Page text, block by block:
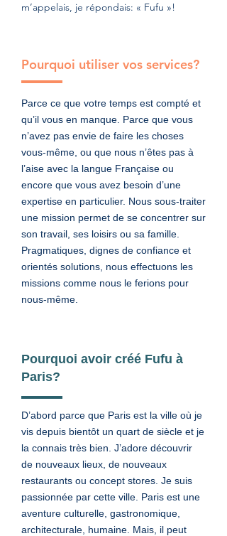
m’appelais, je répondais: « Fufu »!
Pourquoi utiliser vos services?
Parce ce que votre temps est compté et
qu’il vous en manque. Parce que vous
n’avez pas envie de faire les choses
vous-même, ou que nous n’êtes pas à
l’aise avec la langue Française ou
encore que vous avez besoin d’une
expertise en particulier. Nous sous-traiter
une mission permet de se concentrer sur
son travail, ses loisirs ou sa famille.
Pragmatiques, dignes de confiance et
orientés solutions, nous effectuons les
missions comme nous le ferions pour
nous-même.
Pourquoi avoir créé Fufu à
Paris?
D’abord parce que Paris est la ville où je
vis depuis bientôt un quart de siècle et je
la connais très bien. J’adore découvrir
de nouveaux lieux, de nouveaux
restaurants ou concept stores. Je suis
passionnée par cette ville. Paris est une
aventure culturelle, gastronomique,
architecturale, humaine. Mais, il peut